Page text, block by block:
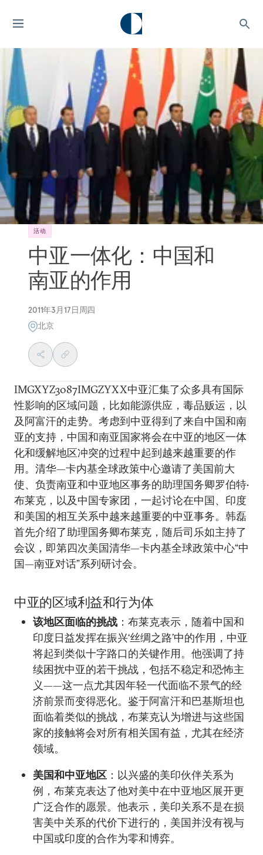
活动
中亚一体化：中国和
南亚的作用
2011年3月17日周四
北京
IMGXYZ3087IMGZYXX中亚汇集了众多具有国际
性影响的区域问题，比如能源供应，毒品贩运，以
及阿富汗的走势。考虑到中亚得到了来自中国和南
亚的支持，中国和南亚国家将会在中亚的地区一体
化和缓解地区冲突的过程中起到越来越重要的作
用。清华—卡内基全球政策中心邀请了美国前大
使、负责南亚和中亚地区事务的助理国务卿罗伯特•
布莱克，以及中国专家团，一起讨论在中国、印度
和美国的相互关系中越来越重要的中亚事务。韩磊
首先介绍了助理国务卿布莱克，随后司乐如主持了
会议，即第四次美国清华—卡内基全球政策中心“中
国—南亚对话”系列研讨会。
中亚的区域利益和行为体
该地区面临的挑战 ：布莱克表示，随着中国和
印度日益发挥在振兴‘丝绸之路’中的作用，中亚
将起到类似十字路口的关键作用。他强调了持
续困扰中亚的若干挑战，包括不稳定和恐怖主
义——这一点尤其因年轻一代面临不景气的经
济前景而变得恶化。鉴于阿富汗和巴基斯坦也
面临着类似的挑战，布莱克认为增进与这些国
家的接触将会对所有相关国有益，尤其在经济
领域。
美国和中亚地区 ：以兴盛的美印伙伴关系为
例，布莱克表达了他对美中在中亚地区展开更
广泛合作的愿景。他表示，美印关系不是在损
害美中关系的代价下进行的，美国并没有视与
中国或印度的合作为零和博弈。